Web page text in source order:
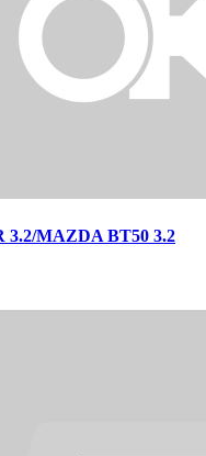
MAZDA BT50 3.2